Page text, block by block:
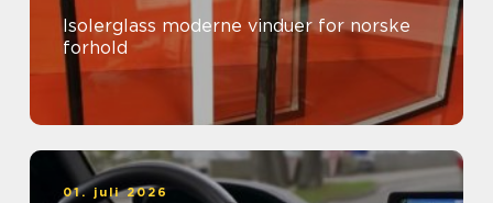
Isolerglass moderne vinduer for norske
forhold
01. juli 2026